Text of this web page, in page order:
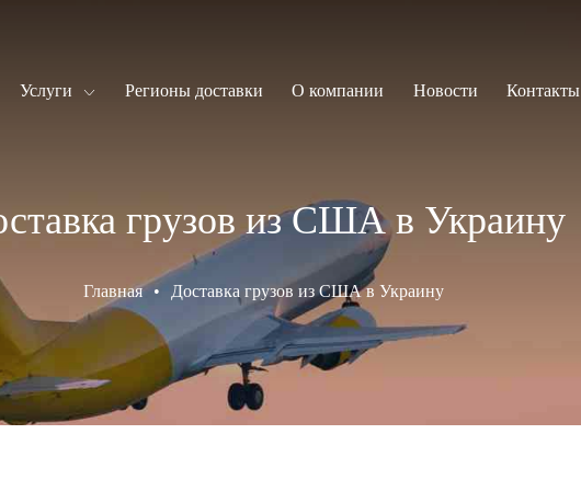
Услуги Регионы доставки О компании Новости Контакты
грузов из США в Украину
Главная • Доставка грузов из США в Украину